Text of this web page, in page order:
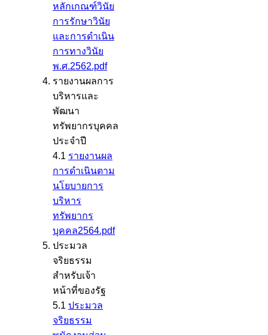
หลักเกณฑ์วินัย
การรักษาวินัย
และการดำเนิน
การทางวินัย
พ.ศ.2562.pdf
รายงานผลการ
บริหารและ
พัฒนา
ทรัพยากรบุคคล
ประจำปี
4.1 รายงานผล
การดำเนินตาม
นโยบายการ
บริหาร
ทรัพยากร
บุคคล2564.pdf
ประมวล
จริยธรรม
สำหรับเจ้า
หน้าที่ของรัฐ
5.1 ประมวล
จริยธรรม